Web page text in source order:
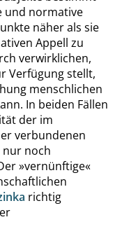
und normative
näher als sie
Appell zu
verwirklichen,
Verfügung stellt,
menschlichen
In beiden Fällen
der im
verbundenen
nur noch
»vernünftige«
richtig